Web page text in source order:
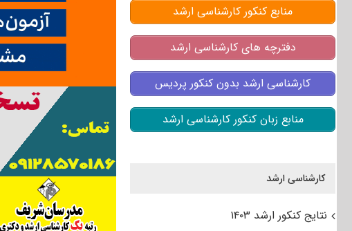
منابع کنکور کارشناسی ارشد
دفترچه های کارشناسی ارشد
کارشناسی ارشد بدون کنکور پردیس
منابع زبان کنکور کارشناسی ارشد
کارشناسی ارشد
نتایج کنکور ارشد ۱۴۰۳